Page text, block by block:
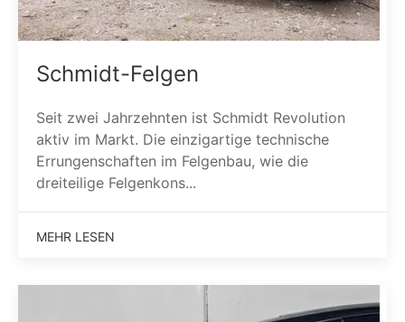
Schmidt-Felgen
Seit zwei Jahrzehnten ist Schmidt Revolution
aktiv im Markt. Die einzigartige technische
Errungenschaften im Felgenbau, wie die
dreiteilige Felgenkons...
MEHR LESEN